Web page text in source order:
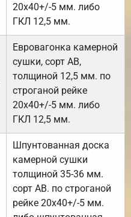
20х40+/-5 мм. либо
ГКЛ 12,5 мм.
Евровагонка камерной
сушки, сорт АВ,
толщиной 12,5 мм. по
строганой рейке
20х40+/-5 мм. либо
ГКЛ 12,5 мм.
Шпунтованная доска
камерной сушки
толщиной 35-36 мм.
сорт АВ. по строганой
рейке 20х40+/-5 мм.